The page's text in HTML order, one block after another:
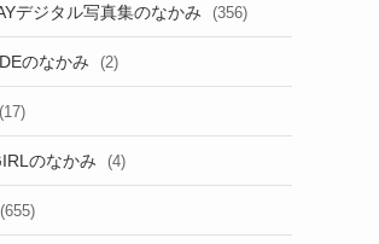
デジタル写真集のなかみ (356)
のなかみ (2)
(17)
のなかみ (4)
(655)